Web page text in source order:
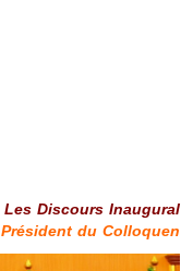
Les Discours Inaugural
Président du Colloquen